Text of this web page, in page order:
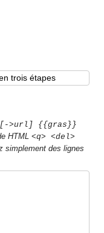
[->url] {{gras}}
HTML<q> <del>
simplement des lignes